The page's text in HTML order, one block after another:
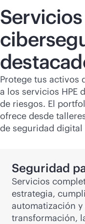
Protege tus activos
a los servicios HPE
de riesgos. El
ofrece desde
de seguridad digital
Seguridad
Servicios
estrategia,
automatización
transformación,